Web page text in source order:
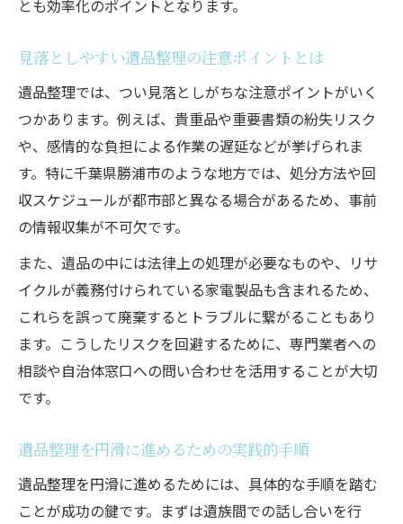
とも効率化のポイントとなります。
見落としやすい遺品整理の注意ポイントとは
遺品整理では、つい見落としがちな注意ポイントがいく
つかあります。例えば、貴重品や重要書類の紛失リスク
や、感情的な負担による作業の遅延などが挙げられま
す。特に千葉県勝浦市のような地方では、処分方法や回
収スケジュールが都市部と異なる場合があるため、事前
の情報収集が不可欠です。
また、遺品の中には法律上の処理が必要なものや、リサ
イクルが義務付けられている家電製品も含まれるため、
これらを誤って廃棄するとトラブルに繋がることもあり
ます。こうしたリスクを回避するために、専門業者への
相談や自治体窓口への問い合わせを活用することが大切
です。
遺品整理を円滑に進めるための実践的手順
遺品整理を円滑に進めるためには、具体的な手順を踏む
ことが成功の鍵です。まずは遺族間での話し合いを行